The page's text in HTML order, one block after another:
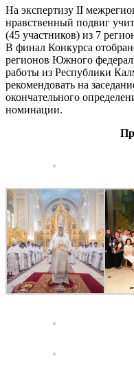
На экспертизу II
нравственный подвиг
(45 участников) из 7
В финал Конкурса
регионов Южного
работы из Республики
рекомендовать на
окончательного
номинации.